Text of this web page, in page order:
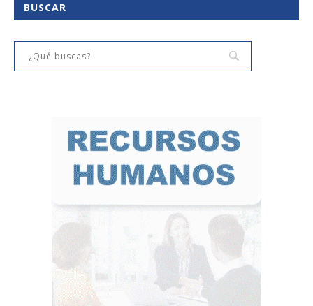
BUSCAR